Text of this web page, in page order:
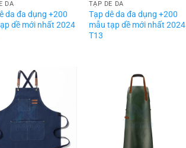
DA
da đa dụng +200
dề mới nhất 2024
TẠP DỀ DA
Tạp dê da đa dụng +200
mẫu tạp dề mới nhất 2024
T13